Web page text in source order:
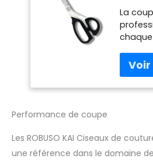
tissu,
tech
30,0
acier
La
chaque
de
coudre
Performance de coupe
Les ROBUSO KAI Ciseaux de
une référence dans le domaine